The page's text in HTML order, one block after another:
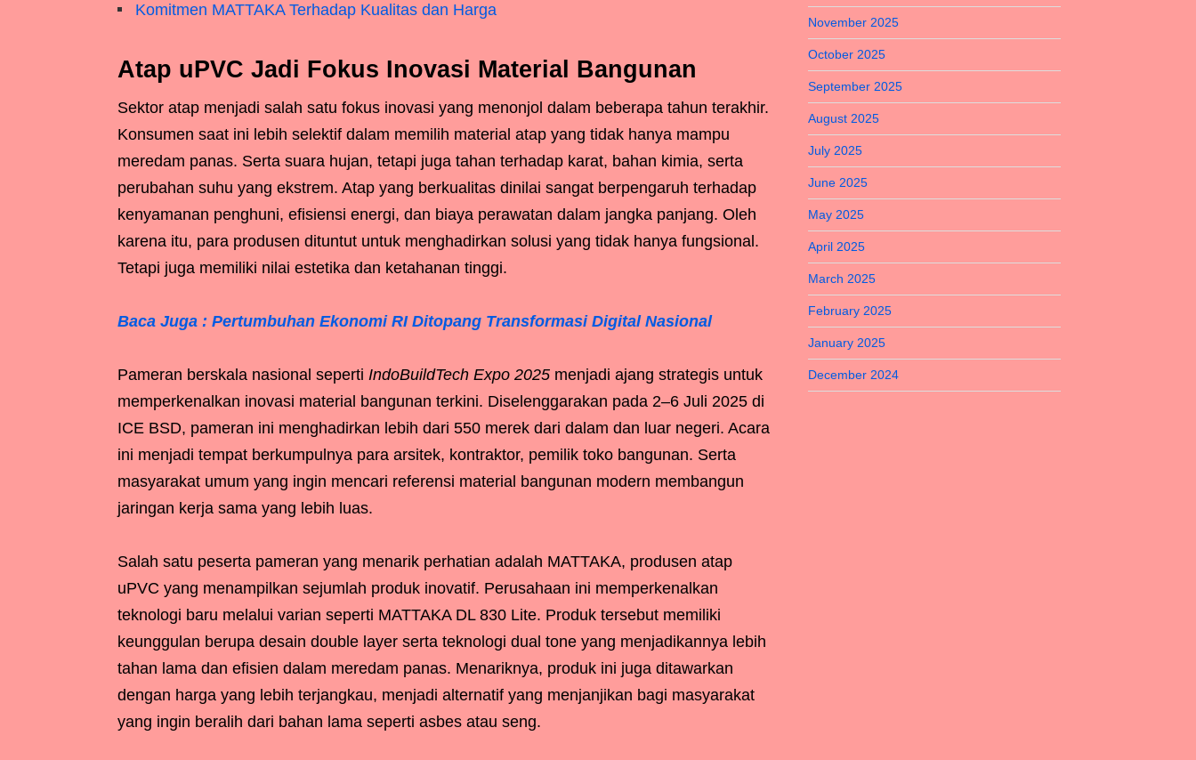
Komitmen MATTAKA Terhadap Kualitas dan Harga
Atap uPVC Jadi Fokus Inovasi Material Bangunan
Sektor atap menjadi salah satu fokus inovasi yang menonjol dalam beberapa tahun terakhir.
Konsumen saat ini lebih selektif dalam memilih material atap yang tidak hanya mampu
meredam panas. Serta suara hujan, tetapi juga tahan terhadap karat, bahan kimia, serta
perubahan suhu yang ekstrem. Atap yang berkualitas dinilai sangat berpengaruh terhadap
kenyamanan penghuni, efisiensi energi, dan biaya perawatan dalam jangka panjang. Oleh
karena itu, para produsen dituntut untuk menghadirkan solusi yang tidak hanya fungsional.
Tetapi juga memiliki nilai estetika dan ketahanan tinggi.
Baca Juga : Pertumbuhan Ekonomi RI Ditopang Transformasi Digital Nasional
Pameran berskala nasional seperti IndoBuildTech Expo 2025 menjadi ajang strategis untuk
memperkenalkan inovasi material bangunan terkini. Diselenggarakan pada 2–6 Juli 2025 di
ICE BSD, pameran ini menghadirkan lebih dari 550 merek dari dalam dan luar negeri. Acara
ini menjadi tempat berkumpulnya para arsitek, kontraktor, pemilik toko bangunan. Serta
masyarakat umum yang ingin mencari referensi material bangunan modern membangun
jaringan kerja sama yang lebih luas.
Salah satu peserta pameran yang menarik perhatian adalah MATTAKA, produsen atap
uPVC yang menampilkan sejumlah produk inovatif. Perusahaan ini memperkenalkan
teknologi baru melalui varian seperti MATTAKA DL 830 Lite. Produk tersebut memiliki
keunggulan berupa desain double layer serta teknologi dual tone yang menjadikannya lebih
tahan lama dan efisien dalam meredam panas. Menariknya, produk ini juga ditawarkan
dengan harga yang lebih terjangkau, menjadi alternatif yang menjanjikan bagi masyarakat
yang ingin beralih dari bahan lama seperti asbes atau seng.
November 2025
October 2025
September 2025
August 2025
July 2025
June 2025
May 2025
April 2025
March 2025
February 2025
January 2025
December 2024